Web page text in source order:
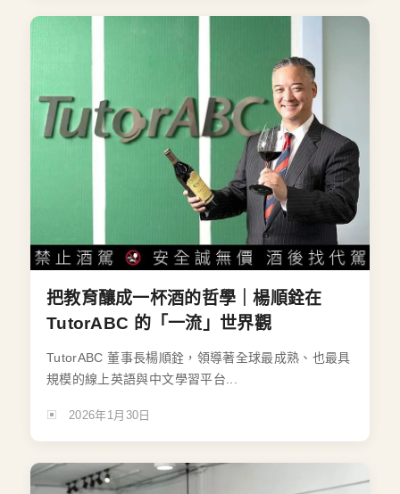
把教育釀成一杯酒的哲學｜楊順銓在
TutorABC 的「一流」世界觀
TutorABC 董事長楊順銓，領導著全球最成熟、也最具
規模的線上英語與中文學習平台...
2026年1月30日